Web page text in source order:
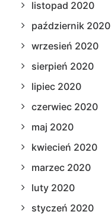
listopad 2020
październik 2020
wrzesień 2020
sierpień 2020
lipiec 2020
czerwiec 2020
maj 2020
kwiecień 2020
marzec 2020
luty 2020
styczeń 2020